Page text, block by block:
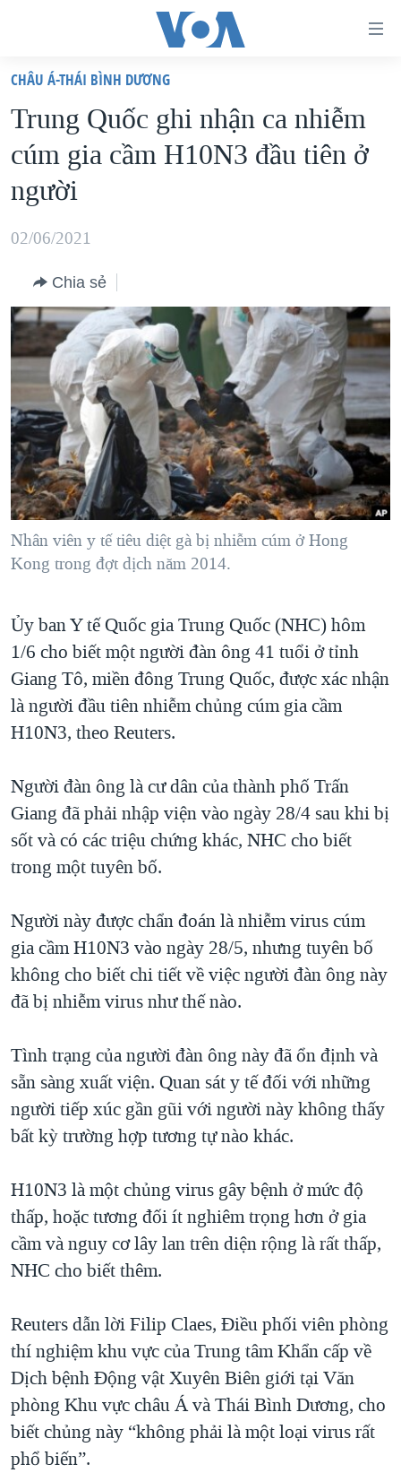
truy
cập
Tới
nội
dung
chính
hướng
chính
Đi
tới
"Tìm"
VIỆT NAM
HOA KỲ
BIỂN ĐÔNG
THẾ GIỚI
DIỄN ĐÀN
MỤC
TỰ DO BÁO CHÍ
VẠCH TRẦN TIN GIẢ
NGƯỜI VIỆT HẢI NGOẠI
ĐỜI SỐNG
KINH TẾ
KHOA HỌC
SỨC KHOẺ
GIÁO DỤC
CHUYÊN ĐỀ
CHIẾN TRANH THƯƠNG MẠI CỦA MỸ: QUÁ KHỨ VÀ HIỆN
TẠI
HÀNH TRÌNH BẦU CỬ 2024
MỘT NĂM CHIẾN TRANH TẠI DẢI GAZA
GIẢI MÃ VÀNH ĐAI & CON ĐƯỜNG
NGÀY TỊ NẠN THẾ GIỚI
TRỊNH VĨNH BÌNH - NGƯỜI HẠ 'BÊN THẮNG CUỘC'
CHI PHÍ CHIẾN TRANH AFGHANISTAN
CÁC GIÁ TRỊ CỘNG HÒA Ở VIỆT NAM
THƯỢNG ĐỈNH TRUMP-KIM TẠI VIỆT NAM
TRỊNH VĨNH BÌNH VS. CHÍNH PHỦ VIỆT NAM
BÊN KIA QUỐC LỘ: TIẾNG VỌNG TỪ NÔNG THÔN MỸ
QUAN HỆ VIỆT MỸ
HỌC TIẾNG ANH
VIDEO
NGHE
MẠNG XÃ HỘI
CHÂU Á-THÁI BÌNH DƯƠNG
Trung Quốc ghi nhận ca nhiễm
cúm gia cầm H10N3 đầu tiên ở
người
02/06/2021
Chia sẻ
Nhân viên y tế tiêu diệt gà bị nhiễm cúm ở Hong
Kong trong đợt dịch năm 2014.
Ủy ban Y tế Quốc gia Trung Quốc (NHC) hôm
1/6 cho biết một người đàn ông 41 tuổi ở tỉnh
Giang Tô, miền đông Trung Quốc, được xác nhận
là người đầu tiên nhiễm chủng cúm gia cầm
H10N3, theo Reuters.
Người đàn ông là cư dân của thành phố Trấn
Giang đã phải nhập viện vào ngày 28/4 sau khi bị
sốt và có các triệu chứng khác, NHC cho biết
trong một tuyên bố.
Người này được chẩn đoán là nhiễm virus cúm
gia cầm H10N3 vào ngày 28/5, nhưng tuyên bố
không cho biết chi tiết về việc người đàn ông này
đã bị nhiễm virus như thế nào.
Tình trạng của người đàn ông này đã ổn định và
sẵn sàng xuất viện. Quan sát y tế đối với những
người tiếp xúc gần gũi với người này không thấy
bất kỳ trường hợp tương tự nào khác.
H10N3 là một chủng virus gây bệnh ở mức độ
thấp, hoặc tương đối ít nghiêm trọng hơn ở gia
cầm và nguy cơ lây lan trên diện rộng là rất thấp,
NHC cho biết thêm.
Reuters dẫn lời Filip Claes, Điều phối viên phòng
thí nghiệm khu vực của Trung tâm Khẩn cấp về
Dịch bệnh Động vật Xuyên Biên giới tại Văn
phòng Khu vực châu Á và Thái Bình Dương, cho
biết chủng này “không phải là một loại virus rất
phổ biến”.